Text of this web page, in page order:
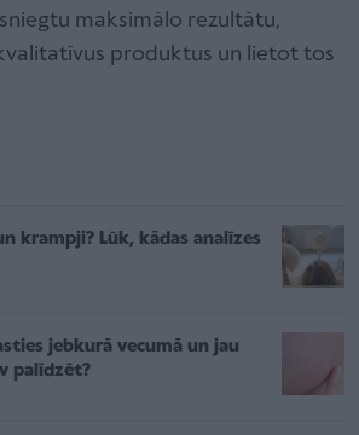
maksimālo rezultātu,
produktus un lietot tos
krampji? Lūk, kādas analīzes
jebkurā vecumā un jau
palīdzēt?